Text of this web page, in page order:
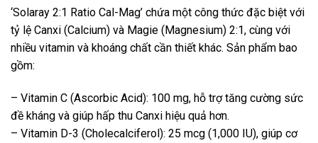
‘Solaray 2:1 Ratio Cal-Mag’ chứa một công thức đặc biệt với
tỷ lệ Canxi (Calcium) và Magie (Magnesium) 2:1, cùng với
nhiều vitamin và khoáng chất cần thiết khác. Sản phẩm bao
gồm:
– Vitamin C (Ascorbic Acid): 100 mg, hỗ trợ tăng cường sức
đề kháng và giúp hấp thu Canxi hiệu quả hơn.
– Vitamin D-3 (Cholecalciferol): 25 mcg (1,000 IU), giúp cơ